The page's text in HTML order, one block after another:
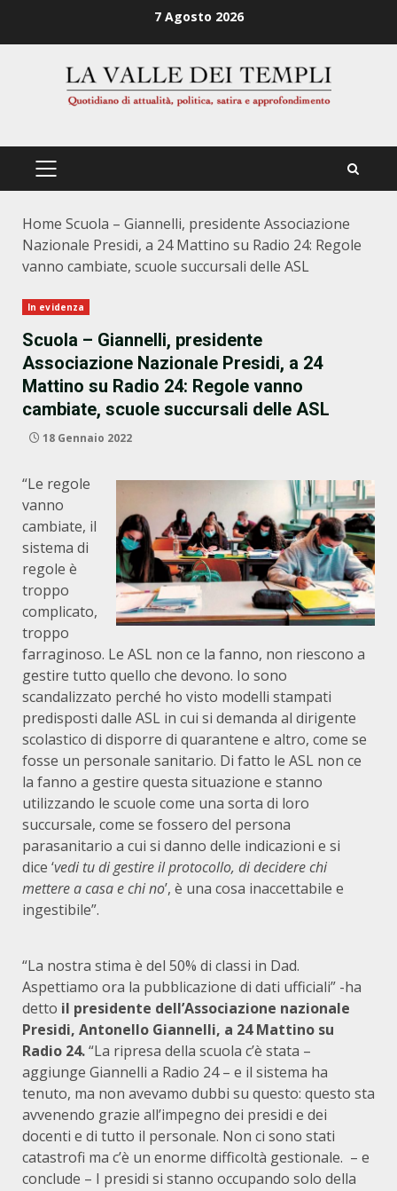
7 Agosto 2026
PRIMÄRES
Home Scuola – Giannelli, presidente Associazione
Nazionale Presidi, a 24 Mattino su Radio 24: Regole
vanno cambiate, scuole succursali delle ASL
In evidenza
Scuola – Giannelli, presidente
Associazione Nazionale Presidi, a 24
Mattino su Radio 24: Regole vanno
cambiate, scuole succursali delle ASL
18 Gennaio 2022
“Le regole
vanno
cambiate, il
sistema di
regole è
troppo
complicato,
troppo
farraginoso. Le ASL non ce la fanno, non riescono a
gestire tutto quello che devono. Io sono
scandalizzato perché ho visto modelli stampati
predisposti dalle ASL in cui si demanda al dirigente
scolastico di disporre di quarantene e altro, come se
fosse un personale sanitario. Di fatto le ASL non ce
la fanno a gestire questa situazione e stanno
utilizzando le scuole come una sorta di loro
succursale, come se fossero del persona
parasanitario a cui si danno delle indicazioni e si
dice ‘vedi tu di gestire il protocollo, di decidere chi
mettere a casa e chi no’, è una cosa inaccettabile e
ingestibile”.
“La nostra stima è del 50% di classi in Dad.
Aspettiamo ora la pubblicazione di dati ufficiali” -ha
detto il presidente dell’Associazione nazionale
Presidi, Antonello Giannelli, a 24 Mattino su
Radio 24.“La ripresa della scuola c’è stata –
aggiunge Giannelli a Radio 24 – e il sistema ha
tenuto, ma non avevamo dubbi su questo: questo sta
avvenendo grazie all’impegno dei presidi e dei
docenti e di tutto il personale. Non ci sono stati
catastrofi ma c’è un enorme difficoltà gestionale. – e
conclude – I presidi si stanno occupando solo della